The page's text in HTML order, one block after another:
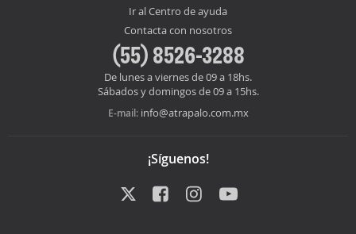
Ir al Centro de ayuda
Contacta con nosotros
(55) 8526-3288
De lunes a viernes de 09 a 18hs.
Sábados y domingos de 09 a 15hs.
E-mail: info@atrapalo.com.mx
¡Síguenos!